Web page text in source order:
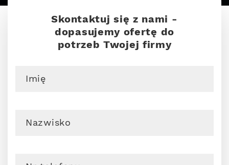
Skontaktuj się z nami -
dopasujemy ofertę do
potrzeb Twojej firmy
Imię
Nazwisko